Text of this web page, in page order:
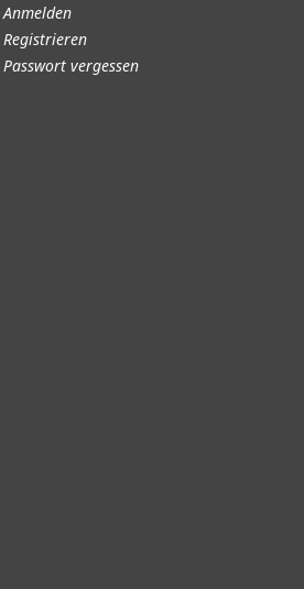
Anmelden
Registrieren
Passwort vergessen